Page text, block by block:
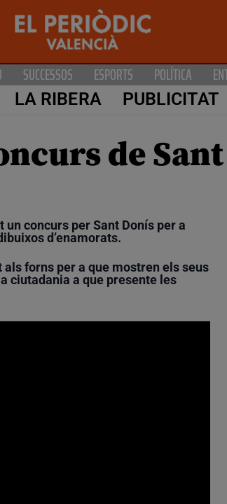
SUCCESSOS ESPORTS POLÍTICA
LA RIBERA PUBLICITAT
de
un concurs per Sant Donís per a
d’enamorats.
als forns per a que mostren els seus
ciutadania a que presente les